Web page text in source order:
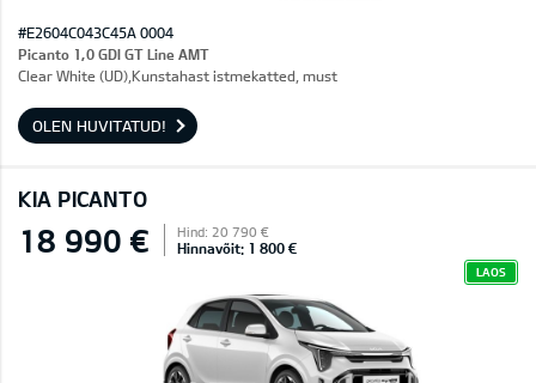
#E2604C043C45A 0004
Picanto 1,0 GDI GT Line AMT
Clear White (UD),Kunstahast istmekatted, must
OLEN HUVITATUD!
KIA PICANTO
18 990 € Hind: 20 790 €
Hinnavõit: 1 800 €
LAOS